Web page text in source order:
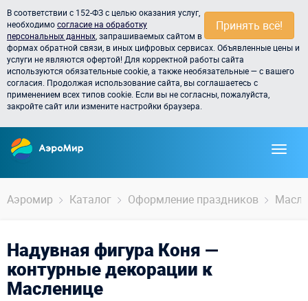
Принять всё!
В соответствии с 152-ФЗ с целью оказания услуг,
необходимосогласие на обработку
персональных данных , запрашиваемых сайтом в
формах обратной связи, в иных цифровых сервисах. Объявленные цены и
услуги не являются офертой! Для корректной работы сайта
используются обязательные cookie, а также необязательные — с вашего
согласия. Продолжая использование сайта, вы соглашаетесь с
применением всех типов cookie. Если вы не согласны, пожалуйста,
закройте сайт или измените настройки браузера.
Аэромир Каталог Оформление праздников
Надувная фигура Коня —
контурные декорации к
Масленице